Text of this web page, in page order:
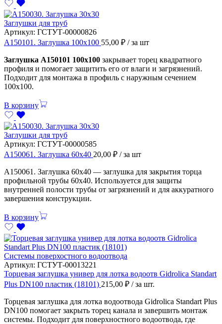
Заглушки для труб
Артикул: ГСТУТ-00000826
А150101. Заглушка 100х100 55,00 ₽ / за шт
Заглушка А150101 100х100 закрывает торец квадратного
профиля и помогает защитить его от влаги и загрязнений.
Подходит для монтажа в профиль с наружным сечением
100х100.
В корзину
Заглушки для труб
Артикул: ГСТУТ-00000585
А150061. Заглушка 60х40 20,00 ₽ / за шт
А150061. Заглушка 60х40 — заглушка для закрытия торца
профильной трубы 60х40. Используется для защиты
внутренней полости трубы от загрязнений и для аккуратного
завершения конструкции.
В корзину
Системы поверхостного водоотвода
Артикул: ГСТУТ-00013221
Торцевая заглушка универ для лотка водоотв Gidrolica Standart
Plus DN100 пластик (18101) 215,00 ₽ / за шт.
Торцевая заглушка для лотка водоотвода Gidrolica Standart Plus
DN100 помогает закрыть торец канала и завершить монтаж
системы. Подходит для поверхностного водоотвода, где